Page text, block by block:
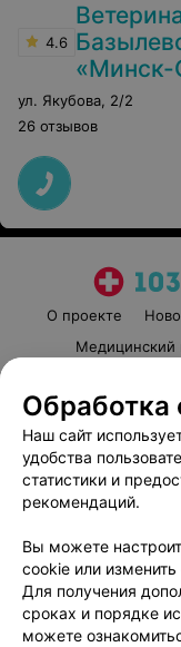
4.6
«Минск-
ул. Якубова, 2/2
26 отзывов
О проекте
Медицинский
Обработка
Наш сайт
удобства
статистики и
рекомендаций.
Вы можете
cookie или
Для получения
сроках и порядке
можете